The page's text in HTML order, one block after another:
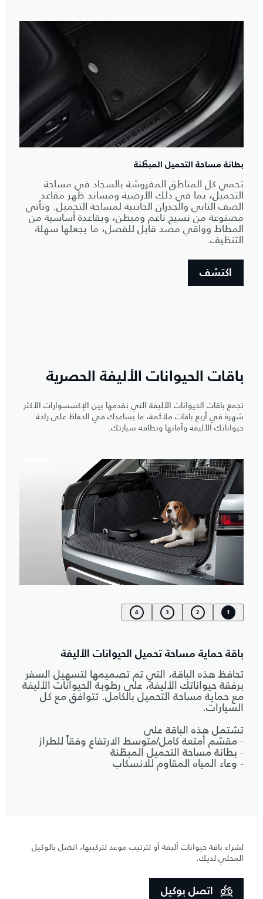
بطانة مساحة التحميل المبطّنة
تحمي كل المناطق المفروشة بالسجاد في مساحة
التحميل، بما في ذلك الأرضية ومساند ظهر مقاعد
الصف الثاني والجدران الجانبية لمساحة التحميل. وتأتي
مصنوعة من نسيج ناعم ومبطن، وبقاعدة أساسية من
المطاط وواقي مصد قابل للفصل، ما يجعلها سهلة
التنظيف.
اكتشف
باقات الحيوانات الأليفة الحصرية
تجمع باقات الحيوانات الأليفة التي نقدمها بين الإكسسوارات الأكثر
شهرة في أربع باقات ملائمة، ما يساعدك في الحفاظ على راحة
حيواناتك الأليفة وأمانها ونظافة سيارتك.
1
2
3
4
باقة حماية مساحة تحميل الحيوانات الأليفة
تحافظ هذه الباقة، التي تم تصميمها لتسهيل السفر
برفقة حيواناتك الأليفة، على رطوبة الحيوانات الأليفة
مع حماية مساحة التحميل بالكامل. تتوافق مع كل
السيارات.
تشتمل هذه الباقة على
- مقسّم أمتعة كامل/متوسط الارتفاع وفقاً للطراز
- بطانة مساحة التحميل المبطّنة
- وعاء المياه المقاوم للانسكاب
لشراء باقة حيوانات أليفة أو لترتيب موعد لتركيبها، اتصل بالوكيل
المحلي لديك.
اتصل بوكيل